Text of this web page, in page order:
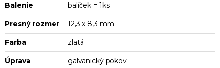
Balenie balíček = 1ks
Presný rozmer 12,3 x 8,3 mm
Farba zlatá
Úprava galvanický pokov